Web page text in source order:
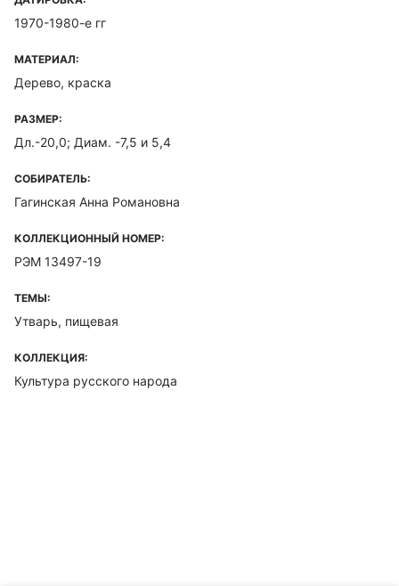
1970-1980-е гг
МАТЕРИАЛ:
Дерево, краска
РАЗМЕР:
Дл.-20,0; Диам. -7,5 и 5,4
СОБИРАТЕЛЬ:
Гагинская Анна Романовна
КОЛЛЕКЦИОННЫЙ НОМЕР:
РЭМ 13497-19
ТЕМЫ:
Утварь, пищевая
КОЛЛЕКЦИЯ:
Культура русского народа